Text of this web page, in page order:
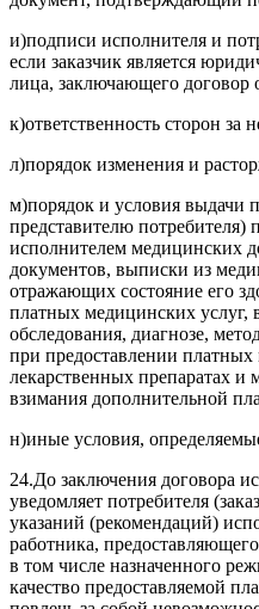
и)подписи исполнителя и
если заказчик является
лица, заключающего договор
к)ответственность сторон за
л)порядок изменения и
м)порядок и условия выдачи
представителю потребителя)
исполнителем медицинских
документов, выписки из
отражающих состояние его
платных медицинских услуг,
обследования, диагнозе,
при предоставлении
лекарственных препаратах и
взимания дополнительной
н)иные условия,
24.До заключения договора
уведомляет потребителя
указаний (рекомендаций)
работника,
в том числе назначенного
качество предоставляемой